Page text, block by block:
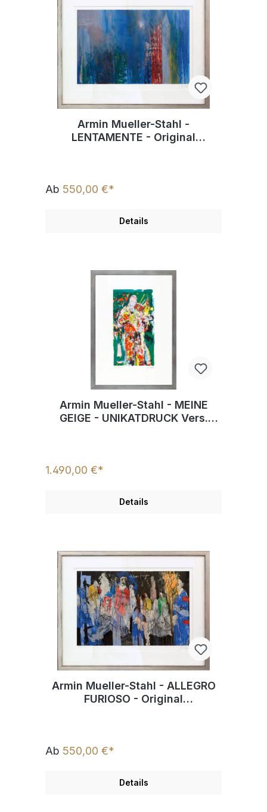
Armin Mueller-Stahl -
LENTAMENTE - Original
Ab 550,00 €*
Details
Armin Mueller-Stahl - MEINE
GEIGE - UNIKATDRUCK Vers.
1.490,00 €*
Details
Armin Mueller-Stahl - ALLEGRO
FURIOSO - Original
Ab 550,00 €*
Details